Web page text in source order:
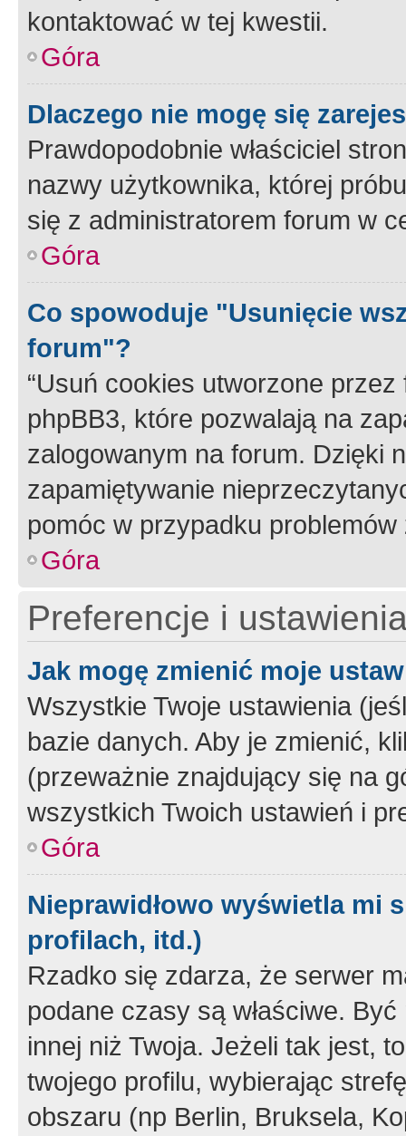
kontaktować w tej kwestii.
Góra
Dlaczego nie mogę się
Prawdopodobnie właściciel
nazwy użytkownika, której
się z administratorem forum w
Góra
Co spowoduje "Usunięcie
forum"?
“Usuń cookies utworzone
phpBB3, które pozwalają na
zalogowanym na forum. Dzięki
zapamiętywanie
pomóc w przypadku
Góra
Preferencje i
Jak mogę zmienić moje
Wszystkie Twoje ustawienia
bazie danych. Aby je zmienić,
(przeważnie znajdujący się na
wszystkich Twoich ustawień i
Góra
Nieprawidłowo wyświetla mi
profilach, itd.)
Rzadko się zdarza, że serwer
podane czasy są właściwe.
innej niż Twoja. Jeżeli tak jest,
twojego profilu, wybierając
obszaru (np Berlin, Bruksela,